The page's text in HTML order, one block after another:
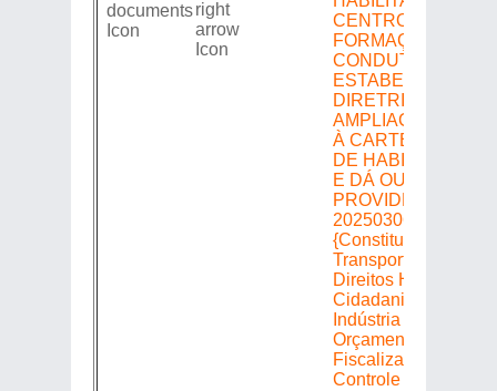
CENTROS DE
FORMAÇÃO DE
CONDUTORES
ESTABELECE
DIRETRIZES PARA
AMPLIAÇÃO DO
À CARTEIRA
DE HABILITAÇÃO
E DÁ OUTRAS
PROVIDÊNCIAS =>
20250306580 =>
{Constituição e
Transportes Defesa
Direitos Humanos e
Cidadania
Indústria e Comércio
Orçamento Finanças
Fiscalização
Controle }